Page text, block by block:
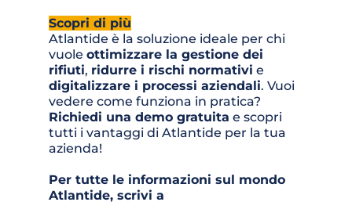
Scopri di più
Atlantide è la soluzione ideale per chi
vuole ottimizzare la gestione dei
rifiuti, ridurre i rischi normativi
digitalizzare i processi aziendali. Vuoi
Richiedi una demo gratuita e scopri
tutti i vantaggi di Atlantide per la tua
azienda!
Per tutte le informazioni sul mondo